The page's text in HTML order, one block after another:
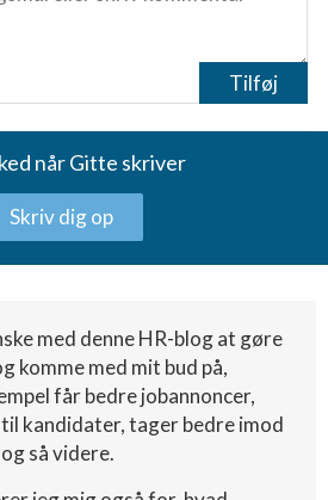
Tilføj
når Gitte skriver
Skriv dig op
med denne HR-blog at gøre
komme med mit bud på,
får bedre jobannoncer,
kandidater, tager bedre imod
så videre.
på aktivt